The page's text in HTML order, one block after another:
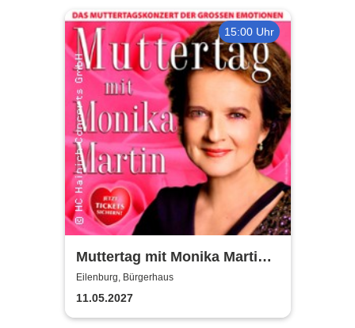
15:00 Uhr
Muttertag mit Monika Martin
2027
Eilenburg, Bürgerhaus
11.05.2027